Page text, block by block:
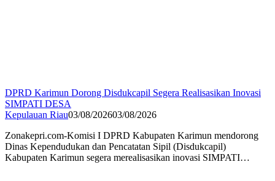
DPRD Karimun Dorong Disdukcapil Segera Realisasikan Inovasi
SIMPATI DESA
Kepulauan Riau03/08/202603/08/2026
Zonakepri.com-Komisi I DPRD Kabupaten Karimun mendorong
Dinas Kependudukan dan Pencatatan Sipil (Disdukcapil)
Kabupaten Karimun segera merealisasikan inovasi SIMPATI…